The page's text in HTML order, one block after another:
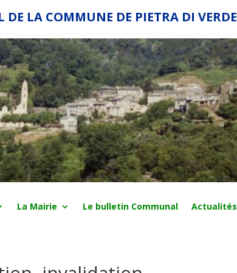
DE LA COMMUNE DE PIETRA DI VERDE
La Mairie Le bulletin Communal Actualités